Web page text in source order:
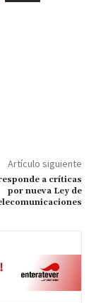
Artículo siguiente
a críticas
por nueva Ley de